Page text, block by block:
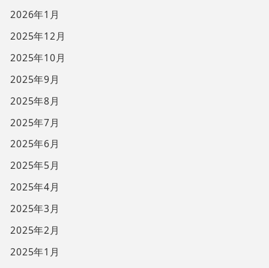
2026年1月
2025年12月
2025年10月
2025年9月
2025年8月
2025年7月
2025年6月
2025年5月
2025年4月
2025年3月
2025年2月
2025年1月